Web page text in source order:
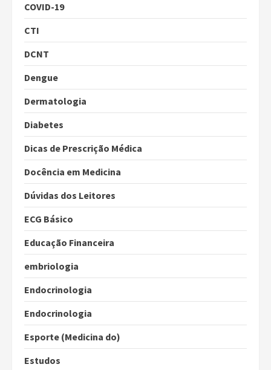
COVID-19
CTI
DCNT
Dengue
Dermatologia
Diabetes
Dicas de Prescrição Médica
Docência em Medicina
Dúvidas dos Leitores
ECG Básico
Educação Financeira
embriologia
Endocrinologia
Endocrinologia
Esporte (Medicina do)
Estudos